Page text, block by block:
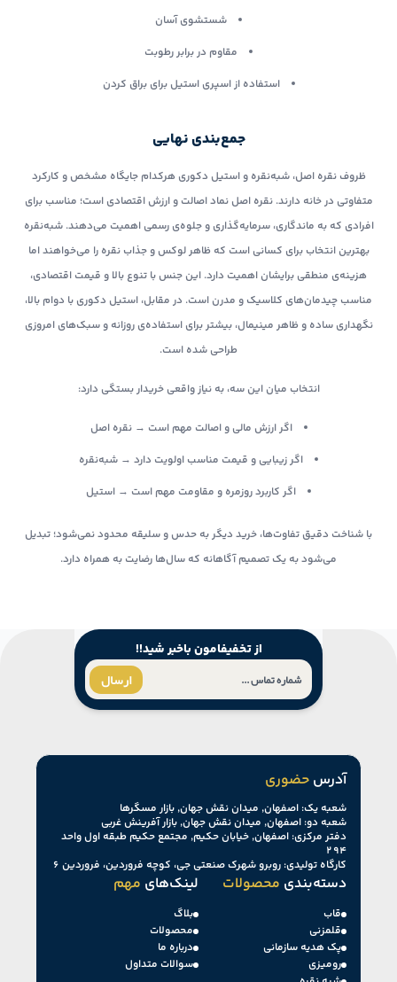
شستشوی آسان
مقاوم در برابر رطوبت
استفاده از اسپری استیل برای براق کردن
جمع‌بندی نهایی
ظروف نقره اصل، شبه‌نقره و استیل دکوری هرکدام جایگاه مشخص و کارکرد
متفاوتی در خانه دارند. نقره اصل نماد اصالت و ارزش اقتصادی است؛ مناسب برای
افرادی که به ماندگاری، سرمایه‌گذاری و جلوه‌ی رسمی اهمیت می‌دهند. شبه‌نقره
بهترین انتخاب برای کسانی است که ظاهر لوکس و جذاب نقره را می‌خواهند اما
هزینه‌ی منطقی برایشان اهمیت دارد. این جنس با تنوع بالا و قیمت اقتصادی،
مناسب چیدمان‌های کلاسیک و مدرن است. در مقابل، استیل دکوری با دوام بالا،
نگهداری ساده و ظاهر مینیمال، بیشتر برای استفاده‌ی روزانه و سبک‌های امروزی
طراحی شده است.
انتخاب میان این سه، به نیاز واقعی خریدار بستگی دارد:
اگر ارزش مالی و اصالت مهم است → نقره اصل
اگر زیبایی و قیمت مناسب اولویت دارد → شبه‌نقره
اگر کاربرد روزمره و مقاومت مهم است → استیل
با شناخت دقیق تفاوت‌ها، خرید دیگر به حدس و سلیقه محدود نمی‌شود؛ تبدیل
می‌شود به یک تصمیم آگاهانه که سال‌ها رضایت به همراه دارد.
ارسال
از تخفیفامون باخبر شید!!
آدرس حضوری
شعبه یک: اصفهان, میدان نقش جهان, بازار مسگرها
شعبه دو: اصفهان, میدان نقش جهان, بازار آفرینش غربی
دفتر مرکزی: اصفهان, خیابان حکیم, مجتمع حکیم طبقه اول واحد
۲۹۴
کارگاه تولیدی: روبرو شهرک صنعتی جی، کوچه فروردین، فروردین ۶
لینک‌های مهم
بلاگ
محصولات
درباره ما
سوالات متداول
دسته‌بندی محصولات
قاب
قلمزنی
پک هدیه سازمانی
رومیزی